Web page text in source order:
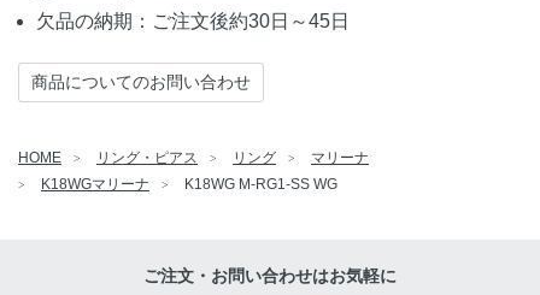
欠品の納期：ご注文後約30日～45日
商品についてのお問い合わせ
HOME リング・ピアス リング
マリーナ
K18WGマリーナ
K18WG M-RG1-SS WG
ご注文・お問い合わせはお気軽に